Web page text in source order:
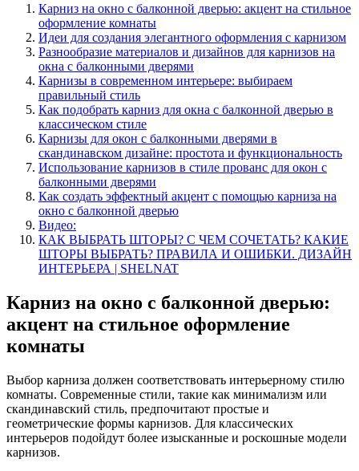
Карниз на окно с балконной дверью: акцент на стильное
оформление комнаты
Идеи для создания элегантного оформления с карнизом
Разнообразие материалов и дизайнов для карнизов на
окна с балконными дверями
Карнизы в современном интерьере: выбираем
правильный стиль
Как подобрать карниз для окна с балконной дверью в
классическом стиле
Карнизы для окон с балконными дверями в
скандинавском дизайне: простота и функциональность
Использование карнизов в стиле прованс для окон с
балконными дверями
Как создать эффектный акцент с помощью карниза на
окно с балконной дверью
Видео:
КАК ВЫБРАТЬ ШТОРЫ? С ЧЕМ СОЧЕТАТЬ? КАКИЕ
ШТОРЫ ВЫБРАТЬ? ПРАВИЛА И ОШИБКИ. ДИЗАЙН
ИНТЕРЬЕРА | SHELNAT
Карниз на окно с балконной дверью:
акцент на стильное оформление
комнаты
Выбор карниза должен соответствовать интерьерному стилю
комнаты. Современные стили, такие как минимализм или
скандинавский стиль, предпочитают простые и
геометрические формы карнизов. Для классических
интерьеров подойдут более изысканные и роскошные модели
карнизов.